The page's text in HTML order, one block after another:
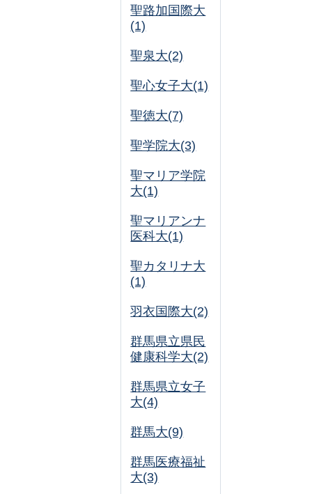
聖路加国際大
(1)
聖泉大(2)
聖心女子大(1)
聖徳大(7)
聖学院大(3)
聖マリア学院
大(1)
聖マリアンナ
医科大(1)
聖カタリナ大
(1)
羽衣国際大(2)
群馬県立県民
健康科学大(2)
群馬県立女子
大(4)
群馬大(9)
群馬医療福祉
大(3)